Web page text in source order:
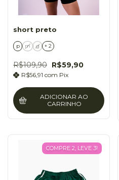
short preto
p m g + 2
R$109,90 R$59,90
R$56,91 com Pix
ADICIONAR AO
CARRINHO
COMPRE 2, LEVE 3!